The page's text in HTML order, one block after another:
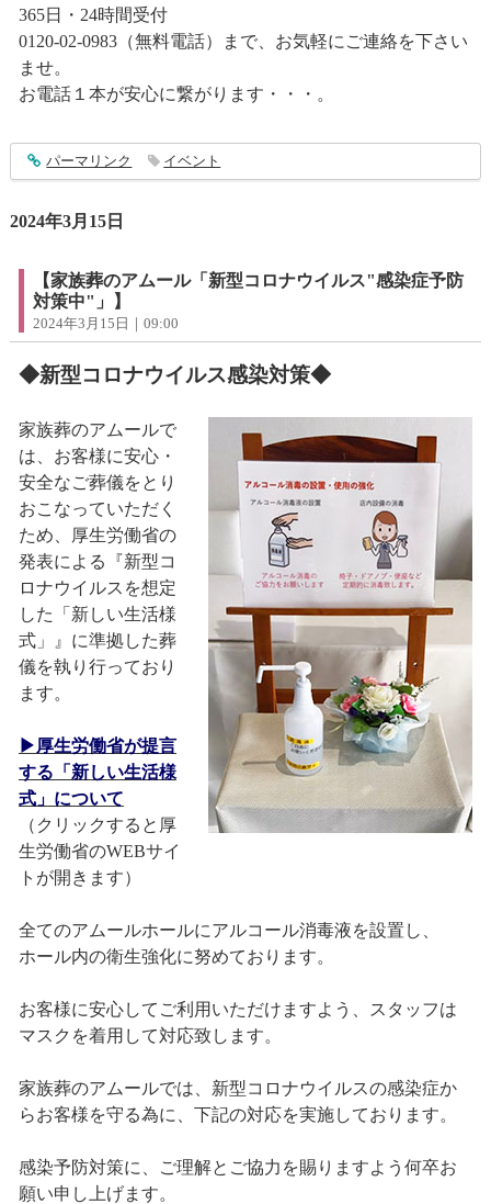
365日・24時間受付
0120-02-0983（無料電話）まで、お気軽にご連絡を下さい
ませ。
お電話１本が安心に繋がります・・・。
entry4297
パーマリンク イベント
2024年3月15日
【家族葬のアムール「新型コロナウイルス"感染症予防
対策中"」】
2024年3月15日｜09:00
◆新型コロナウイルス感染対策◆
家族葬のアムールで
は、お客様に安心・
安全なご葬儀をとり
おこなっていただく
ため、厚生労働省の
発表による『新型コ
ロナウイルスを想定
した「新しい生活様
式」』に準拠した葬
儀を執り行っており
ます。
▶厚生労働省が提言
する「新しい生活様
式」について
（クリックすると厚
生労働省のWEBサイ
トが開きます）
全てのアムールホールにアルコール消毒液を設置し、
ホール内の衛生強化に努めております。
お客様に安心してご利用いただけますよう、スタッフは
マスクを着用して対応致します。
家族葬のアムールでは、新型コロナウイルスの感染症か
らお客様を守る為に、下記の対応を実施しております。
感染予防対策に、ご理解とご協力を賜りますよう何卒お
願い申し上げます。